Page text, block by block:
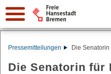
Suche:
Pressemitteilungen Die
Die Senatorin für